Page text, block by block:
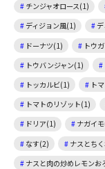
チンジャオロース(1)
ディジョン風(1)
ドーナツ(1)
トウ
トウバンジャン(1)
トッカルビ(1)
ト
トマトのリゾット(1)
ドリア(1)
ナガイ
なす(2)
ナスとち
ナスと肉の炒めレモンお